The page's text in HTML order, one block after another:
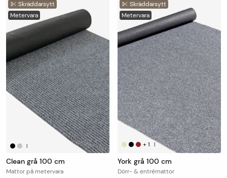
Skräddarsytt
Metervara
|
Clean grå 100 cm
Mattor på metervara
Skräddarsytt
Metervara
+1 |
York grå 100 cm
Dörr- & entrémattor